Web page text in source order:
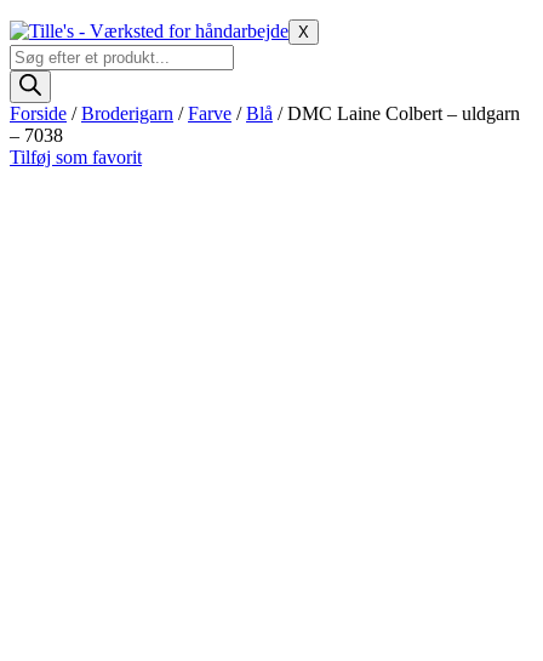
X
Products
search
Forside /Broderigarn /Farve /Blå / DMC Laine Colbert – uldgarn
– 7038
Tilføj som favorit